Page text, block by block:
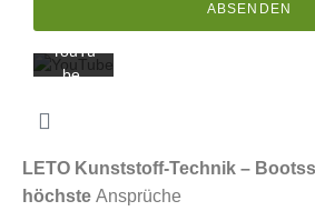
ABSENDEN
ng von
YouTu
be.
Video
LETO Kunststoff-Technik –
höchste Ansprüche